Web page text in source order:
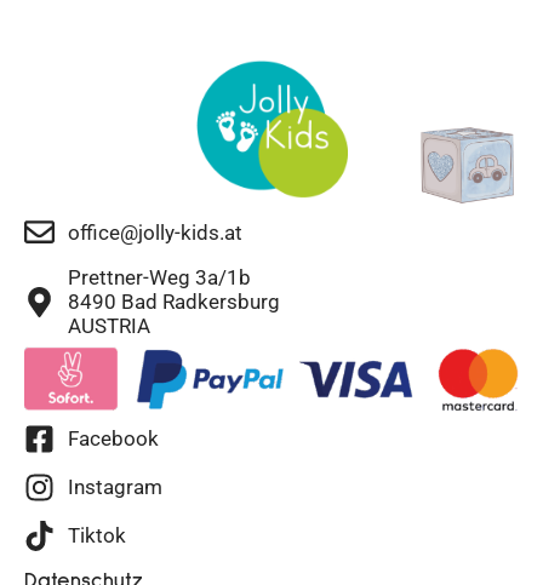
office@jolly-kids.at
Prettner-Weg 3a/1b
8490 Bad Radkersburg
AUSTRIA
Facebook
Instagram
Tiktok